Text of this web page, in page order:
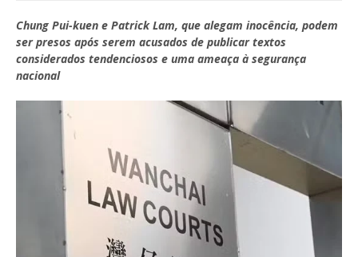
Chung Pui-kuen e Patrick Lam, que alegam inocência, podem
ser presos após serem acusados de publicar textos
considerados tendenciosos e uma ameaça à segurança
nacional